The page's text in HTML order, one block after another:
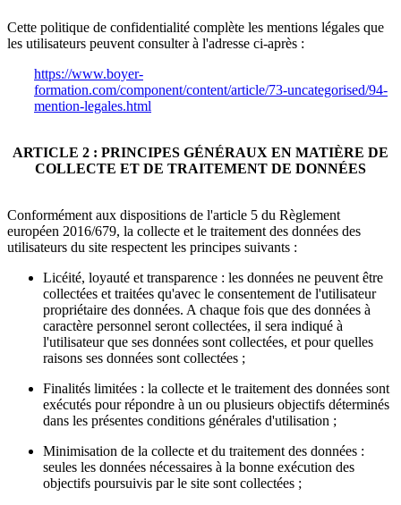
Cette politique de confidentialité complète les mentions légales que
les utilisateurs peuvent consulter à l'adresse ci-après :
https://www.boyer-
formation.com/component/content/article/73-uncategorised/94-
mention-legales.html
ARTICLE 2 : PRINCIPES GÉNÉRAUX EN MATIÈRE DE
COLLECTE ET DE TRAITEMENT DE DONNÉES
Conformément aux dispositions de l'article 5 du Règlement
européen 2016/679, la collecte et le traitement des données des
utilisateurs du site respectent les principes suivants :
Licéité, loyauté et transparence : les données ne peuvent être
collectées et traitées qu'avec le consentement de l'utilisateur
propriétaire des données. A chaque fois que des données à
caractère personnel seront collectées, il sera indiqué à
l'utilisateur que ses données sont collectées, et pour quelles
raisons ses données sont collectées ;
Finalités limitées : la collecte et le traitement des données sont
exécutés pour répondre à un ou plusieurs objectifs déterminés
dans les présentes conditions générales d'utilisation ;
Minimisation de la collecte et du traitement des données :
seules les données nécessaires à la bonne exécution des
objectifs poursuivis par le site sont collectées ;